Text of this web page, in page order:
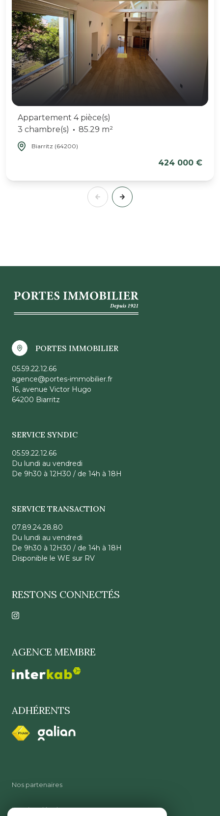
Appartement 4 pièce(s)
3 chambre(s)
85.29 m²
Biarritz (64200)
424 000 €
PORTES IMMOBILIER
05.59.22.12.66
agence@portes-immobilier.fr
16, avenue Victor Hugo
64200 Biarritz
SERVICE SYNDIC
05.59.22.12.66
Du lundi au vendredi
De 9h30 à 12H30 / de 14h à 18H
SERVICE TRANSACTION
07.89.24.28.80
Du lundi au vendredi
De 9h30 à 12H30 / de 14h à 18H
Disponible le WE sur RV
RESTONS CONNECTÉS
AGENCE MEMBRE
ADHÉRENTS
Nos partenaires
Mentions légales